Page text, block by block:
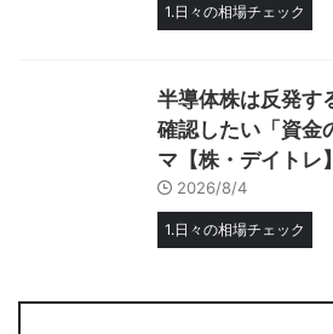
1.日々の相場チェック
半導体株は反発す
確認したい「資金
マ【株・デイトレ】
2026/8/4
1.日々の相場チェック